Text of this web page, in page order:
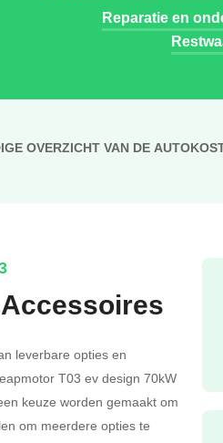
Reparatie en
OVERZICHT VAN DE
leverbare opties en
T03 ev design 70kW
keuze worden gemaakt om
om meerdere opties te